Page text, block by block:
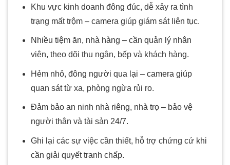
Khu vực kinh doanh đông đúc, dễ xảy ra tình
trạng mất trộm – camera giúp giám sát liên tục.
Nhiều tiệm ăn, nhà hàng – cần quản lý nhân
viên, theo dõi thu ngân, bếp và khách hàng.
Hẻm nhỏ, đông người qua lại – camera giúp
quan sát từ xa, phòng ngừa rủi ro.
Đảm bảo an ninh nhà riêng, nhà trọ – bảo vệ
người thân và tài sản 24/7.
Ghi lại các sự việc cần thiết, hỗ trợ chứng cứ khi
cần giải quyết tranh chấp.